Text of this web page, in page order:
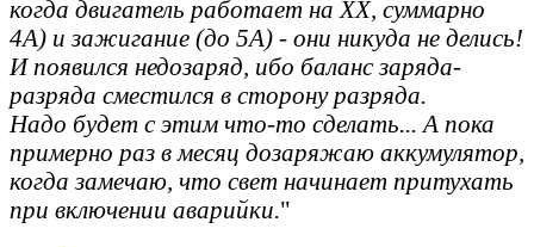
когда двигатель работает на ХХ, суммарно
4А) и зажигание (до 5А) - они никуда не делись!
И появился недозаряд, ибо баланс заряда-
разряда сместился в сторону разряда.
Надо будет с этим что-то сделать... А пока
примерно раз в месяц дозаряжаю аккумулятор,
когда замечаю, что свет начинает притухать
при включении аварийки."